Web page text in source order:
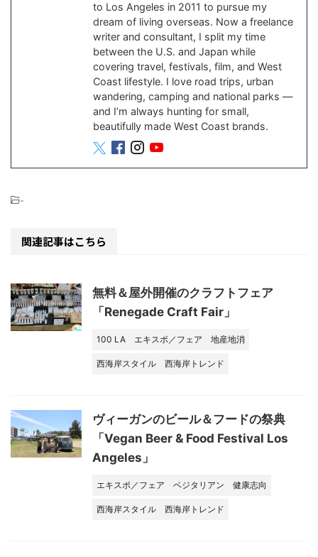
to Los Angeles in 2011 to pursue my
dream of living overseas. Now a freelance
writer and consultant, I split my time
between the U.S. and Japan while
covering travel, festivals, film, and West
Coast lifestyle. I love road trips, urban
wandering, camping and national parks —
and I’m always hunting for small,
beautifully made West Coast brands.
-
関連記事はこちら
無料＆屋外開催のクラフトフェア
「Renegade Craft Fair」
100 LA エキスポ／フェア 地産地消
西海岸スタイル 西海岸トレンド
ヴィーガンのビール＆フードの祭典
「Vegan Beer & Food Festival Los
Angeles」
エキスポ／フェア ベジタリアン 健康志向
西海岸スタイル 西海岸トレンド